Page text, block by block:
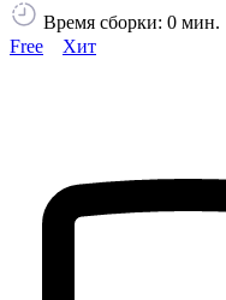
Время сборки: 0 мин.
Free
Хит